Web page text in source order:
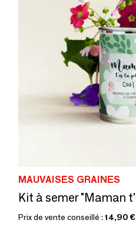
MAUVAISES GRAINES
Prix de vente conseillé : 14,90 €